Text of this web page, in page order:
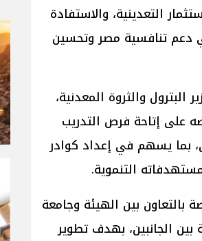
التعدينية، والاستفادة
دعم تنافسية مصر وتحسين
والثروة المعدنية،
على إتاحة فرص التدريب
بما يسهم في إعداد كوادر
التنموية.
بالتعاون بين الهيئة وجامعة
الجانبين، بهدف تطوير